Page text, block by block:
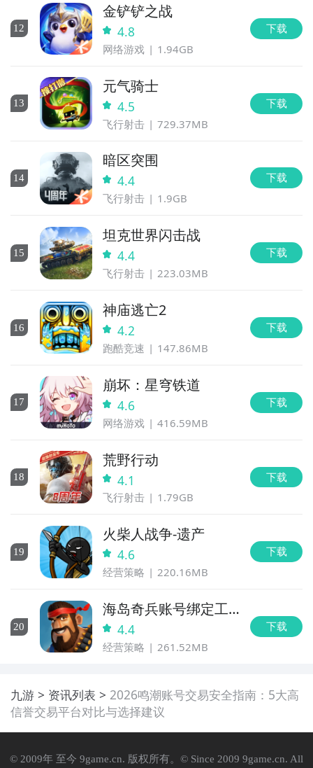
12
金铲铲之战
4.8
网络游戏 1.94GB
下载
13
元气骑士
4.5
飞行射击 729.37MB
下载
14
暗区突围
4.4
飞行射击 1.9GB
下载
15
坦克世界闪击战
4.4
飞行射击 223.03MB
下载
16
神庙逃亡2
4.2
跑酷竞速 147.86MB
下载
17
崩坏：星穹铁道
4.6
网络游戏 416.59MB
下载
18
荒野行动
4.1
飞行射击 1.79GB
下载
19
火柴人战争-遗产
4.6
经营策略 220.16MB
下载
20
海岛奇兵账号绑定工
具 4.4
经营策略 261.52MB
下载
九游 资讯列表
2026鸣潮账号交易安全指南：5大高
信誉交易平台对比与选择建议
© 2009年 至今 9game.cn. 版权所有。© Since 2009 9game.cn. All